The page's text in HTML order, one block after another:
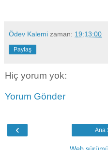
Ödev Kalemi zaman: 19:13:00
Paylaş
Hiç yorum yok:
Yorum Gönder
‹ Ana